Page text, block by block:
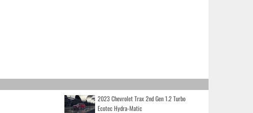
2023 Chevrolet Trax 2nd Gen 1.2 Turbo
Ecotec Hydra-Matic